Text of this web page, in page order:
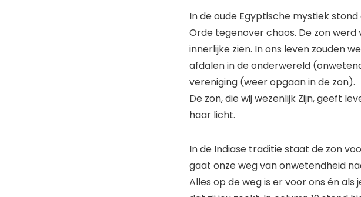
In de oude Egyptische mystiek
Orde tegenover chaos. De zon werd
innerlijke zien. In ons leven zouden
afdalen in de onderwereld
vereniging (weer opgaan in de zon).
De zon, die wij wezenlijk Zijn, geeft
haar licht.
In de Indiase traditie staat de zon
gaat onze weg van onwetendheid
Alles op de weg is er voor ons én